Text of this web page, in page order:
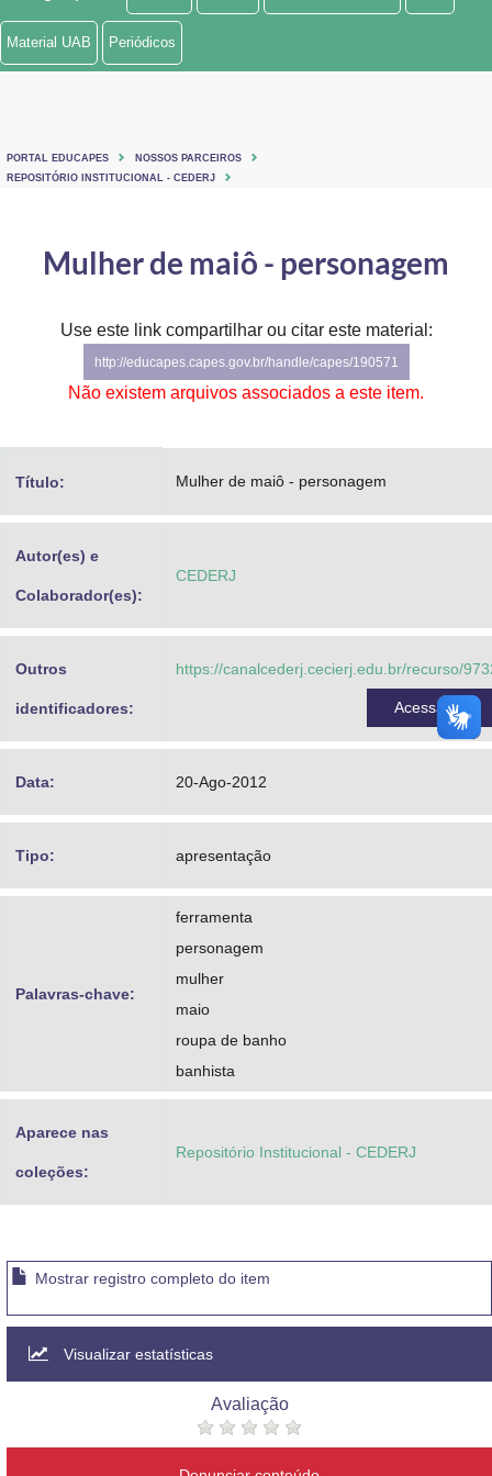
Ministério de Minas e Energia
Ministério do Turismo
Controladoria-Geral da União
Advocacia-Geral da União
Banco Central do Brasil
Material UAB Periódicos
PORTAL EDUCAPES
NOSSOS PARCEIROS
REPOSITÓRIO INSTITUCIONAL - CEDERJ
Mulher de maiô - personagem
Use este link compartilhar ou citar este material:
http://educapes.capes.gov.br/handle/capes/190571
Não existem arquivos associados a este item.
Título: Mulher de maiô - personagem
Autor(es) e
Colaborador(es):
CEDERJ
Outros
identificadores:
https://canalcederj.cecierj.edu.br/recurso/
Acessar
Data: 20-Ago-2012
Tipo: apresentação
Palavras-chave:
ferramenta
personagem
mulher
maio
roupa de banho
banhista
Aparece nas
coleções:
Repositório Institucional - CEDERJ
Mostrar registro completo do item
Visualizar estatísticas
Avaliação